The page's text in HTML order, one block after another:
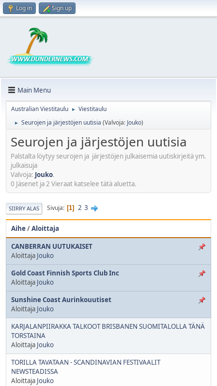
Log in Sign up
Main Menu
Australian Viestitaulu ► Viestitaulu
► Seurojen ja järjestöjen uutisia (Valvoja: Jouko)
Seurojen ja järjestöjen uutisia
Palstalta löytyy seurojen ja järjestöjen julkaisemia uutiskirjeitä ym.
julkaisuja
Valvoja: Jouko.
0 Jäsenet ja 2 Vieraat katselee tätä aluetta.
SIIRRY ALAS Sivuja 1 2 3
Aihe/Aloittaja
CANBERRAN UUTUKAISET
Aloittaja Jouko
Gold Coast Finnish Sports Club Inc
Aloittaja Jouko
Sunshine Coast Aurinkouutiset
Aloittaja Jouko
KARJALANPIIRAKKA TALKOOT BRISBANEN SUOMITALOLLA TÄNÄ
TORSTAINA
Aloittaja Jouko
TORILLA TAVATAAN - SCANDINAVIAN FESTIVAALIT
NEWSTEADISSA
Aloittaja Jouko